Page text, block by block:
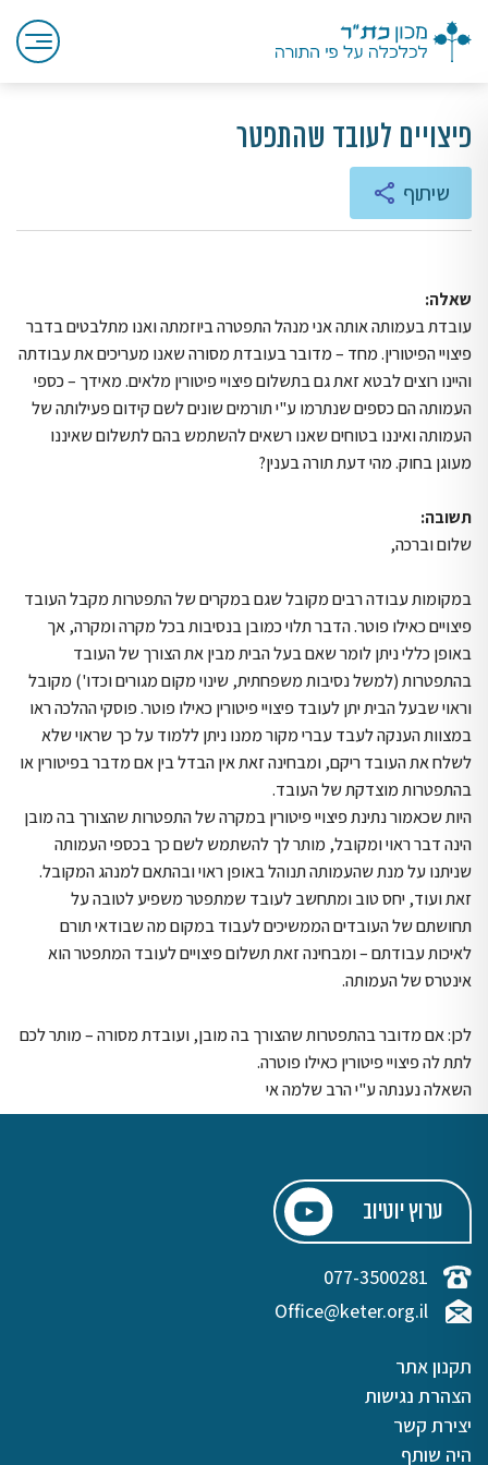
פיצויים לעובד שהתפטר
שיתוף
שאלה:
עובדת בעמותה אותה אני מנהל התפטרה ביוזמתה ואנו מתלבטים בדבר
פיצויי הפיטורין. מחד – מדובר בעובדת מסורה שאנו מעריכים את עבודתה
והיינו רוצים לבטא זאת גם בתשלום פיצויי פיטורין מלאים. מאידך – כספי
העמותה הם כספים שנתרמו ע"י תורמים שונים לשם קידום פעילותה של
העמותה ואיננו בטוחים שאנו רשאים להשתמש בהם לתשלום שאיננו
מעוגן בחוק. מהי דעת תורה בענין?
תשובה:
שלום וברכה,
במקומות עבודה רבים מקובל שגם במקרים של התפטרות מקבל העובד
פיצויים כאילו פוטר. הדבר תלוי כמובן בנסיבות בכל מקרה ומקרה, אך
באופן כללי ניתן לומר שאם בעל הבית מבין את הצורך של העובד
בהתפטרות (למשל נסיבות משפחתית, שינוי מקום מגורים וכדו') מקובל
וראוי שבעל הבית יתן לעובד פיצויי פיטורין כאילו פוטר. פוסקי ההלכה ראו
במצוות הענקה לעבד עברי מקור ממנו ניתן ללמוד על כך שראוי שלא
לשלח את העובד ריקם, ומבחינה זאת אין הבדל בין אם מדבר בפיטורין או
בהתפטרות מוצדקת של העובד.
היות שכאמור נתינת פיצויי פיטורין במקרה של התפטרות שהצורך בה מובן
הינה דבר ראוי ומקובל, מותר לך להשתמש לשם כך בכספי העמותה
שניתנו על מנת שהעמותה תנוהל באופן ראוי ובהתאם למנהג המקובל.
זאת ועוד, יחס טוב ומתחשב לעובד שמתפטר משפיע לטובה על
תחושתם של העובדים הממשיכים לעבוד במקום מה שבודאי תורם
לאיכות עבודתם – ומבחינה זאת תשלום פיצויים לעובד המתפטר הוא
אינטרס של העמותה.
לכן: אם מדובר בהתפטרות שהצורך בה מובן, ועובדת מסורה – מותר לכם
לתת לה פיצויי פיטורין כאילו פוטרה.
השאלה נענתה ע"י הרב שלמה אי
ערוץ יוטיוב
077-3500281
Office@keter.org.il
תקנון אתר
הצהרת נגישות
יצירת קשר
היה שותף